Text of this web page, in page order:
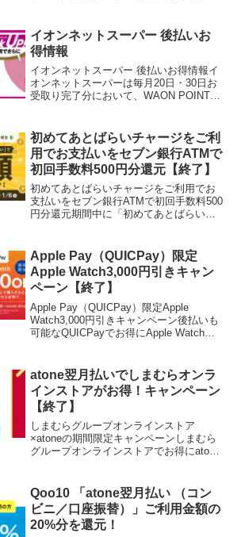
ト！■キャンペーン条件①期間中に、初め
て「a...
イオンネットスーパー 後払いお
得情報
イオンネットスーパー 後払いお得情報イ
オンネットスーパーは毎月20日・30日お
受取り完了分において、WAON POINTを
ーン詳細特典内容毎月20日・30日お受取
り完...
初めてあとばらいチャージをご利
用でお支払いをセブン銀行ATMで
初回手数料500円分還元【終了】
初めてあとばらいチャージをご利用でお
支払いをセブン銀行ATMで初回手数料500
円分還元期間中に「初めてあとばらいチ
手数料500円分をB/43残高として付与しま
す。B/...
Apple Pay（QUICPay）限定
Apple Watch3,000円引きキャン
ペーン【終了】
Apple Pay（QUICPay）限定Apple
Watch3,000円引きキャンペーン後払いも
可能なQUICPayでお得にApple Watchが
設定した...
atone翌月払いでしまむらオンラ
インストアがお得！キャンペーン
【終了】
しまむらグループオンラインストア
×atoneの期間限定キャンペーンしまむら
グループオンラインストアでお得にatone
インストア(※)で初めて「atone翌月後払
い」を...
Qoo10 「atone翌月払い （コン
ビニ／口座振替）」ご利用金額の
20%分を還元！